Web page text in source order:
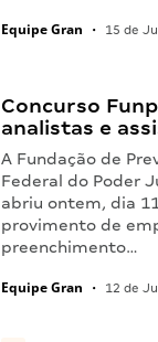
Equipe Gran • 15 de
Concurso
analistas e
A Fundação de
Federal do Poder
abriu ontem, dia
provimento de
preenchimento…
Equipe Gran • 12 de